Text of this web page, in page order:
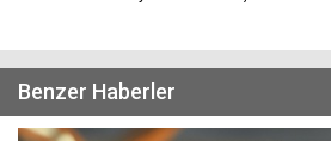
Benzer Haberler